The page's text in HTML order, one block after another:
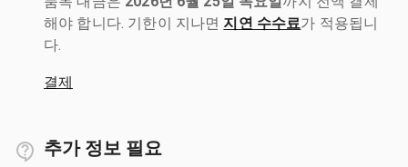
해야 합니다. 기한이 지나면 지연 수수료가 적용됩니
다.
결제
추가 정보 필요